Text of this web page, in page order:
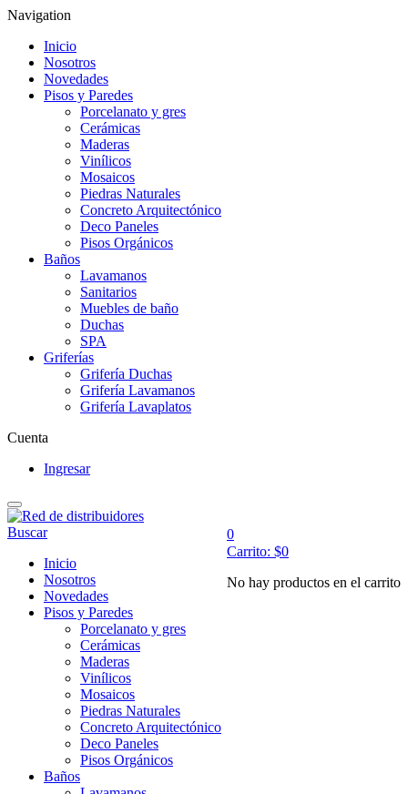
Navigation
Inicio
Nosotros
Novedades
Pisos y Paredes
Porcelanato y gres
Cerámicas
Maderas
Vinílicos
Mosaicos
Piedras Naturales
Concreto Arquitectónico
Deco Paneles
Pisos Orgánicos
Baños
Lavamanos
Sanitarios
Muebles de baño
Duchas
SPA
Griferías
Grifería Duchas
Grifería Lavamanos
Grifería Lavaplatos
Cuenta
Ingresar
0
Carrito: $0
No hay productos en el carrito
Buscar
Inicio
Nosotros
Novedades
Pisos y Paredes
Porcelanato y gres
Cerámicas
Maderas
Vinílicos
Mosaicos
Piedras Naturales
Concreto Arquitectónico
Deco Paneles
Pisos Orgánicos
Baños